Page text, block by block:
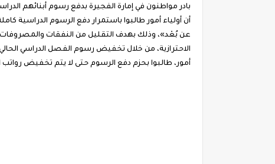
بادر مواطنون في إمارة الفجيرة بدفع رسوم أبنائهم
أن أولياء أمور طالبوا باستمرار دفع الرسوم
عن بُعْد»، وذلك بهدف التقليل من النفقات
الاحترازية، من خلال تخفيض رسوم الفصل الدراسي
أمور، طالبوا بحزم دفع الرسوم حتى لا يتم تخفيض